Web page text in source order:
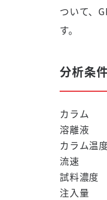
ついて、
す。
分析条
カラム
溶離液
カラム温度
流速
試料濃度
注入量